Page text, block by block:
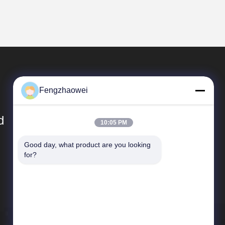
Szybkie Linki
Fengzhaowei
10:05 PM
Good day, what product are you looking
for?